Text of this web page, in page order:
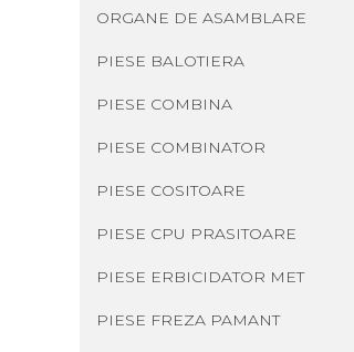
ORGANE DE ASAMBLARE
PIESE BALOTIERA
PIESE COMBINA
PIESE COMBINATOR
PIESE COSITOARE
PIESE CPU PRASITOARE
PIESE ERBICIDATOR MET
PIESE FREZA PAMANT